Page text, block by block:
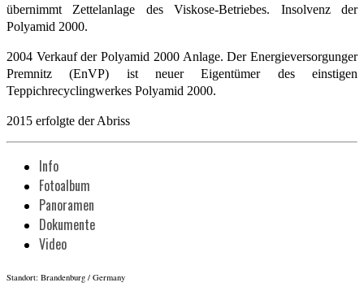
übernimmt Zettelanlage des Viskose-Betriebes. Insolvenz der
Polyamid 2000.
2004 Verkauf der Polyamid 2000 Anlage. Der Energieversorgunger
Premnitz (EnVP) ist neuer Eigentümer des einstigen
Teppichrecyclingwerkes Polyamid 2000.
2015 erfolgte der Abriss
Info
Fotoalbum
Panoramen
Dokumente
Video
Standort: Brandenburg / Germany